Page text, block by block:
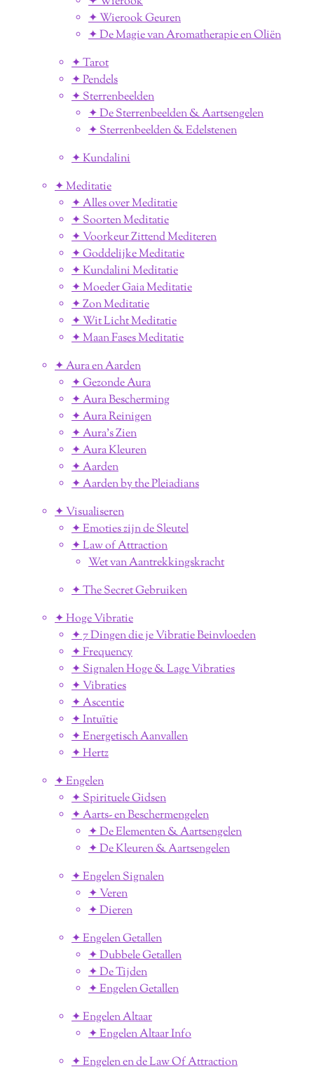
✦ Wierook Geuren
✦ De Magie van Aromatherapie en Oliën
✦ Tarot
✦ Pendels
✦ Sterrenbeelden
✦ De Sterrenbeelden & Aartsengelen
✦ Sterrenbeelden & Edelstenen
✦ Kundalini
✦ Meditatie
✦ Alles over Meditatie
✦ Soorten Meditatie
✦ Voorkeur Zittend Mediteren
✦ Goddelijke Meditatie
✦ Kundalini Meditatie
✦ Moeder Gaia Meditatie
✦ Zon Meditatie
✦ Wit Licht Meditatie
✦ Maan Fases Meditatie
✦ Aura en Aarden
✦ Gezonde Aura
✦ Aura Bescherming
✦ Aura Reinigen
✦ Aura's Zien
✦ Aura Kleuren
✦ Aarden
✦ Aarden by the Pleiadians
✦ Visualiseren
✦ Emoties zijn de Sleutel
✦ Law of Attraction
Wet van Aantrekkingskracht
✦ The Secret Gebruiken
✦ Hoge Vibratie
✦ 7 Dingen die je Vibratie Beinvloeden
✦ Frequency
✦ Signalen Hoge & Lage Vibraties
✦ Vibraties
✦ Ascentie
✦ Intuïtie
✦ Energetisch Aanvallen
✦ Hertz
✦ Engelen
✦ Spirituele Gidsen
✦ Aarts- en Beschermengelen
✦ De Elementen & Aartsengelen
✦ De Kleuren & Aartsengelen
✦ Engelen Signalen
✦ Veren
✦ Dieren
✦ Engelen Getallen
✦ Dubbele Getallen
✦ De Tijden
✦ Engelen Getallen
✦ Engelen Altaar
✦ Engelen Altaar Info
✦ Engelen en de Law Of Attraction